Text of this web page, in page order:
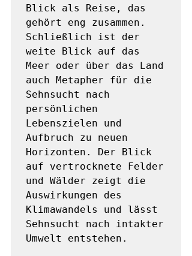
Blick als Reise, das
gehört eng zusammen.
Schließlich ist der
weite Blick auf das
Meer oder über das Land
auch Metapher für die
Sehnsucht nach
persönlichen
Lebenszielen und
Aufbruch zu neuen
Horizonten. Der Blick
auf vertrocknete Felder
und Wälder zeigt die
Auswirkungen des
Klimawandels und lässt
Sehnsucht nach intakter
Umwelt entstehen.